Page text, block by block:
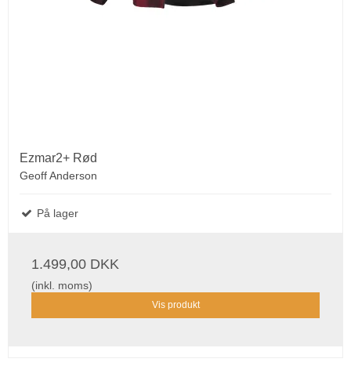
Ezmar2+ Rød
Geoff Anderson
På lager
1.499,00 DKK
(inkl. moms)
Vis produkt